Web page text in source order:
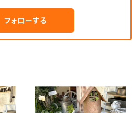
フォローする